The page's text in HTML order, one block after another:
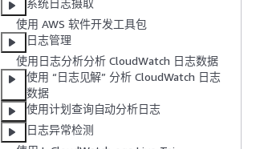
系统日志摄取
使用 AWS 软件开发工具包
日志管理
使用日志分析分析 CloudWatch 日志数据
使用 “日志见解” 分析 CloudWatch 日志
数据
使用计划查询自动分析日志
日志异常检测